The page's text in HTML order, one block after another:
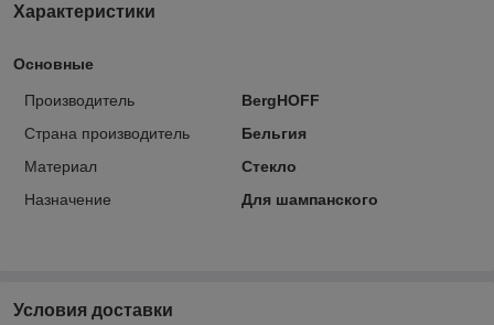
Характеристики
Основные
Производитель
BergHOFF
Страна производитель
Бельгия
Материал
Стекло
Назначение
Для шампанского
Условия доставки